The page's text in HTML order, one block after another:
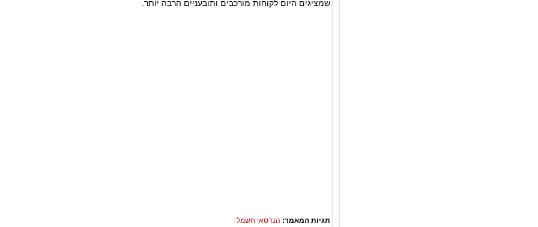
שמציגים היום לקוחות מורכבים ותובעניים הרבה יותר.
תגיות המאמר: הנדסאי חשמל